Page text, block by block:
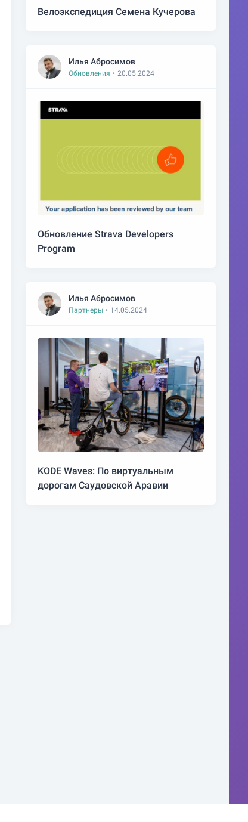
Велоэкспедиция Семена Кучерова
Илья Абросимов
Обновления • 20.05.2024
Обновление Strava Developers
Program
Илья Абросимов
Партнеры • 14.05.2024
KODE Waves: По виртуальным
дорогам Саудовской Аравии